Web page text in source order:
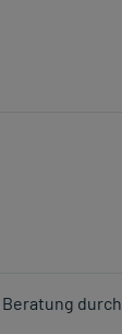
durch